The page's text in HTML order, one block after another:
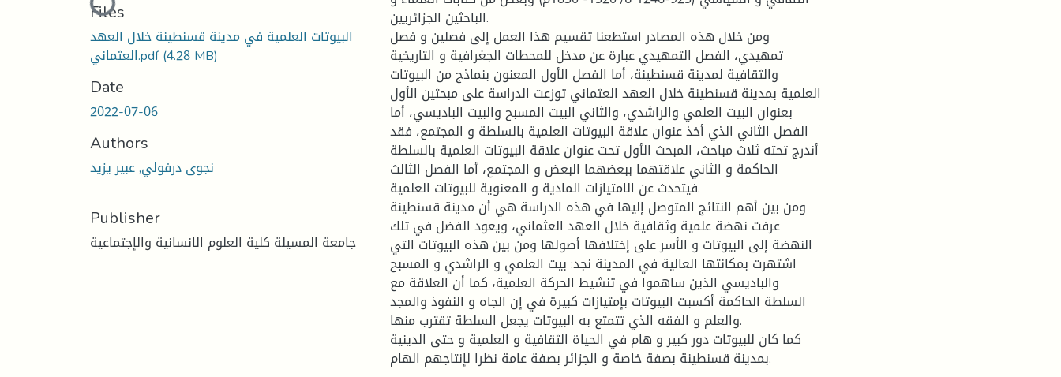
Loading...
Files
البيوتات العلمية في مدينة قسنطينة خلال العهد
العثماني.pdf(4.28 MB)
Date
2022-07-06
Authors
نجوى درفولي, عبير يزيد
Publisher
جامعة المسيلة كلية العلوم الانسانية والإجتماعية
الباحثين الجزائريين.
ومن خلال هذه المصادر استطعنا تقسيم هذا العمل إلى فصلين و فصل
تمهيدي، الفصل التمهيدي عبارة عن مدخل للمحطات الجغرافية و التاريخية
والثقافية لمدينة قسنطينة، أما الفصل الأول المعنون بنماذج من البيوتات
العلمية بمدينة قسنطينة خلال العهد العثماني توزعت الدراسة على مبحثين الأول
بعنوان البيت العلمي والراشدي، والثاني البيت المسبح والبيت الباديسي، أما
الفصل الثاني الذي أخذ عنوان علاقة البيوتات العلمية بالسلطة و المجتمع، فقد
أندرج تحته ثلاث مباحث، المبحث الأول تحت عنوان علاقة البيوتات العلمية بالسلطة
الحاكمة و الثاني علاقتهما ببعضهما البعض و المجتمع، أما الفصل الثالث
فيتحدث عن الامتيازات المادية و المعنوية للبيوتات العلمية.
ومن بين أهم النتائج المتوصل إليها في هذه الدراسة هي أن مدينة قسنطينة
عرفت نهضة علمية وثقافية خلال العهد العثماني، ويعود الفضل في تلك
النهضة إلى البيوتات و الأسر على إختلافها أصولها ومن بين هذه البيوتات التي
اشتهرت بمكانتها العالية في المدينة نجد: بيت العلمي و الراشدي و المسبح
والباديسي الذين ساهموا في تنشيط الحركة العلمية، كما أن العلاقة مع
السلطة الحاكمة أكسبت البيوتات بإمتيازات كبيرة في إن الجاه و النفوذ والمجد
والعلم و الفقه الذي تتمتع به البيوتات يجعل السلطة تقترب منها.
كما كان للبيوتات دور كبير و هام في الحياة الثقافية و العلمية و حتى الدينية
بمدينة قسنطينة بصفة خاصة و الجزائر بصفة عامة نظرا لإنتاجهم الهام.